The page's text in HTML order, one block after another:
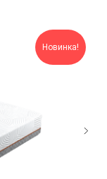
Новинка!